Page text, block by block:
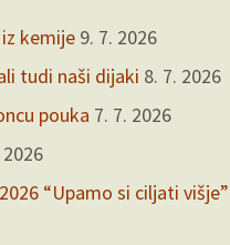
kemije 9. 7. 2026
tudi naši dijaki 8. 7. 2026
pouka 7. 7. 2026
“Upamo si ciljati višje”